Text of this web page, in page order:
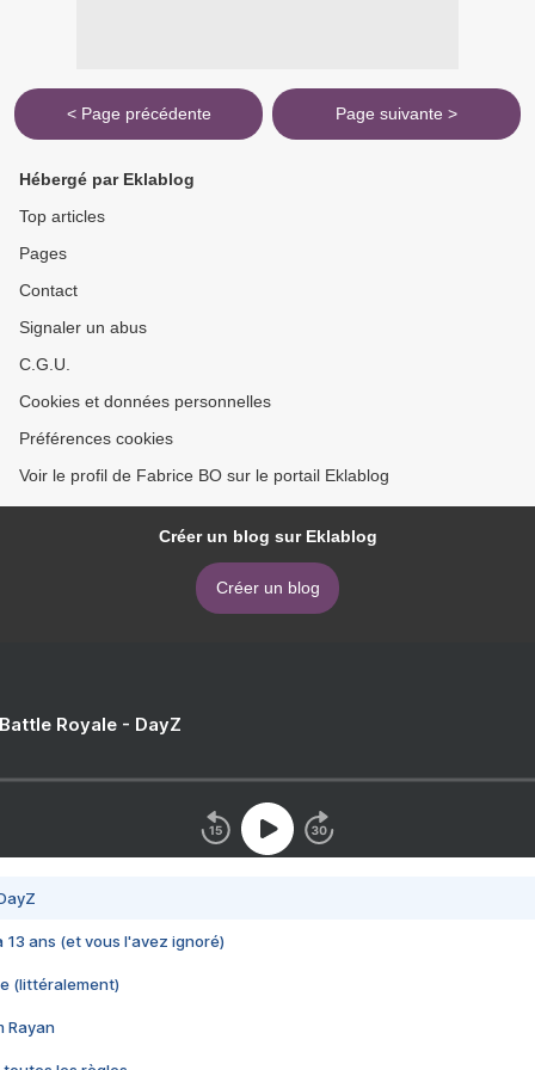
< Page précédente Page suivante >
Hébergé par Eklablog
Top articles
Pages
Contact
Signaler un abus
C.G.U.
Cookies et données personnelles
Préférences cookies
Voir le profil de Fabrice BO sur le portail Eklablog
Créer un blog sur Eklablog
Créer un blog
Royale - DayZ
13 ans (et vous l'avez ignoré)
(littéralement)
Rayan